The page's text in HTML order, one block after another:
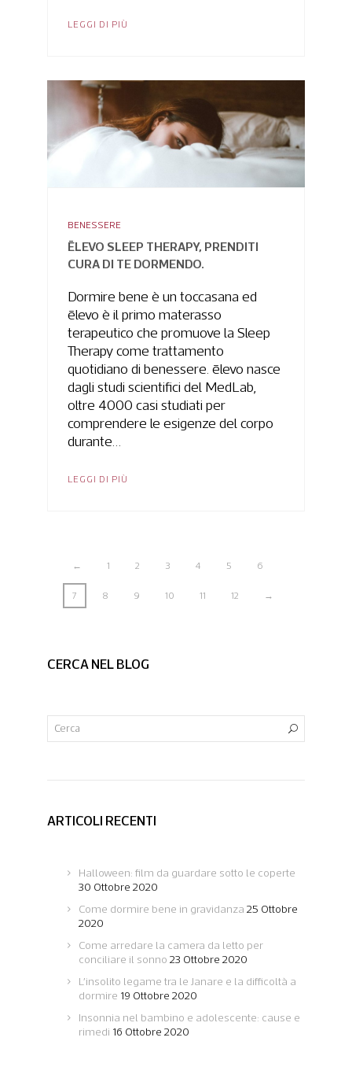
LEGGI DI PIÙ
BENESSERE
ĒLEVO SLEEP THERAPY, PRENDITI
CURA DI TE DORMENDO.
Dormire bene è un toccasana ed
ēlevo è il primo materasso
terapeutico che promuove la Sleep
Therapy come trattamento
quotidiano di benessere. ēlevo nasce
dagli studi scientifici del MedLab,
oltre 4000 casi studiati per
comprendere le esigenze del corpo
durante…
LEGGI DI PIÙ
← 1 2 3 4 5 6
7 8 9 10 11 12 →
CERCA NEL BLOG
ARTICOLI RECENTI
Halloween: film da guardare sotto le coperte
30 Ottobre 2020
Come dormire bene in gravidanza 25 Ottobre
2020
Come arredare la camera da letto per
conciliare il sonno 23 Ottobre 2020
L’insolito legame tra le Janare e la difficoltà a
dormire 19 Ottobre 2020
Insonnia nel bambino e adolescente: cause e
rimedi 16 Ottobre 2020